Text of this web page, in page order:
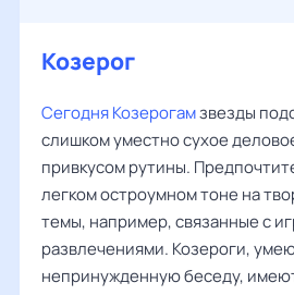
Козерог
Сегодня Козерогамзвезды
слишком уместно сухое
привкусом рутины.
легком остроумном тоне на
темы, например, связанные с
развлечениями. Козероги,
непринужденную беседу,